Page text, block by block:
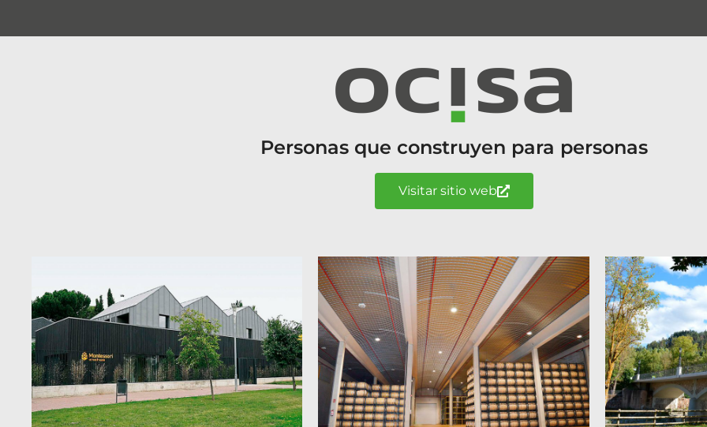
Personas que construyen para personas
Visitar sitio web